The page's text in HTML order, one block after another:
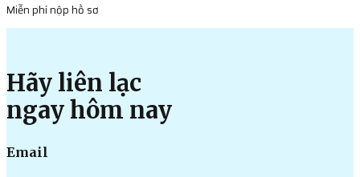
Miễn phí nộp hồ sơ
Hãy liên lạc
ngay hôm nay
Email